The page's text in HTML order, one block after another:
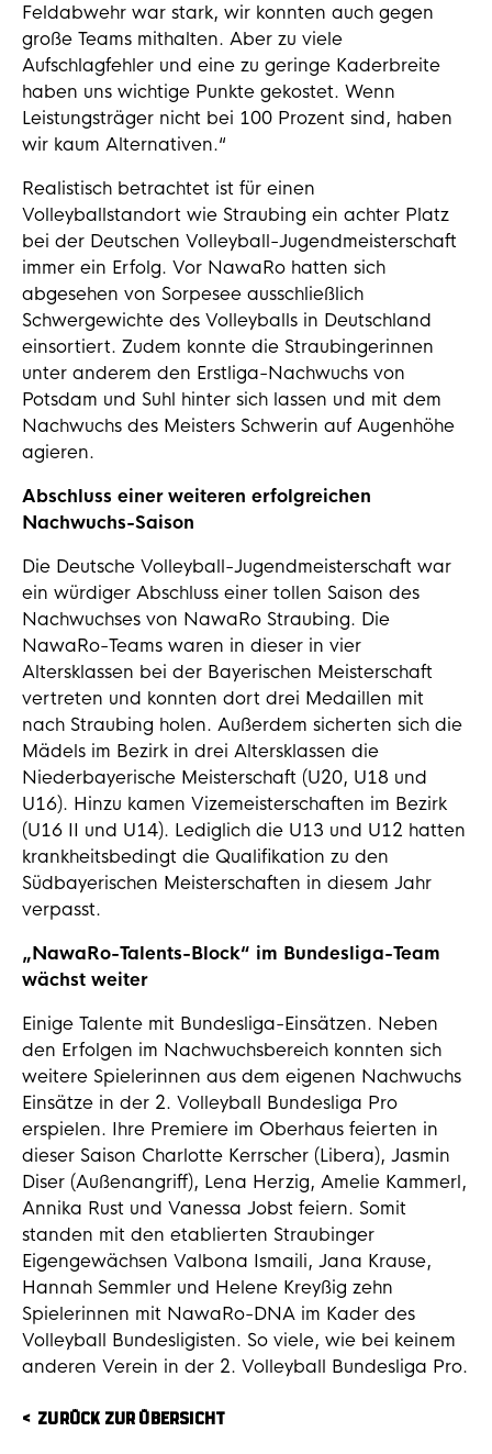
Feldabwehr war stark, wir konnten auch gegen
große Teams mithalten. Aber zu viele
Aufschlagfehler und eine zu geringe Kaderbreite
haben uns wichtige Punkte gekostet. Wenn
Leistungsträger nicht bei 100 Prozent sind, haben
wir kaum Alternativen.“
Realistisch betrachtet ist für einen
Volleyballstandort wie Straubing ein achter Platz
bei der Deutschen Volleyball-Jugendmeisterschaft
immer ein Erfolg. Vor NawaRo hatten sich
abgesehen von Sorpesee ausschließlich
Schwergewichte des Volleyballs in Deutschland
einsortiert. Zudem konnte die Straubingerinnen
unter anderem den Erstliga-Nachwuchs von
Potsdam und Suhl hinter sich lassen und mit dem
Nachwuchs des Meisters Schwerin auf Augenhöhe
agieren.
Abschluss einer weiteren erfolgreichen
Nachwuchs-Saison
Die Deutsche Volleyball-Jugendmeisterschaft war
ein würdiger Abschluss einer tollen Saison des
Nachwuchses von NawaRo Straubing. Die
NawaRo-Teams waren in dieser in vier
Altersklassen bei der Bayerischen Meisterschaft
vertreten und konnten dort drei Medaillen mit
nach Straubing holen. Außerdem sicherten sich die
Mädels im Bezirk in drei Altersklassen die
Niederbayerische Meisterschaft (U20, U18 und
U16). Hinzu kamen Vizemeisterschaften im Bezirk
(U16 II und U14). Lediglich die U13 und U12 hatten
krankheitsbedingt die Qualifikation zu den
Südbayerischen Meisterschaften in diesem Jahr
verpasst.
„NawaRo-Talents-Block“ im Bundesliga-Team
wächst weiter
Einige Talente mit Bundesliga-Einsätzen. Neben
den Erfolgen im Nachwuchsbereich konnten sich
weitere Spielerinnen aus dem eigenen Nachwuchs
Einsätze in der 2. Volleyball Bundesliga Pro
erspielen. Ihre Premiere im Oberhaus feierten in
dieser Saison Charlotte Kerrscher (Libera), Jasmin
Diser (Außenangriff), Lena Herzig, Amelie Kammerl,
Annika Rust und Vanessa Jobst feiern. Somit
standen mit den etablierten Straubinger
Eigengewächsen Valbona Ismaili, Jana Krause,
Hannah Semmler und Helene Kreyßig zehn
Spielerinnen mit NawaRo-DNA im Kader des
Volleyball Bundesligisten. So viele, wie bei keinem
anderen Verein in der 2. Volleyball Bundesliga Pro.
ZURÜCK ZUR ÜBERSICHT